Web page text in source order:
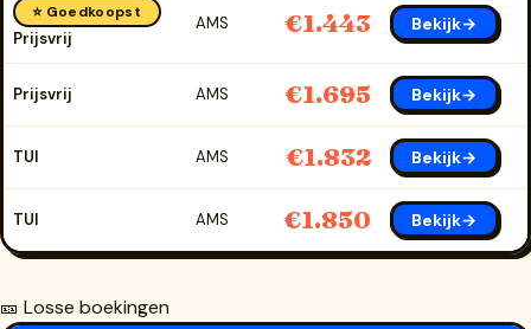
⭐ Goedkoopst
Prijsvrij
AMS €1.443 Bekijk→
Prijsvrij AMS €1.695 Bekijk→
TUI AMS €1.832 Bekijk→
TUI AMS €1.850 Bekijk→
🎫 Losse boekingen